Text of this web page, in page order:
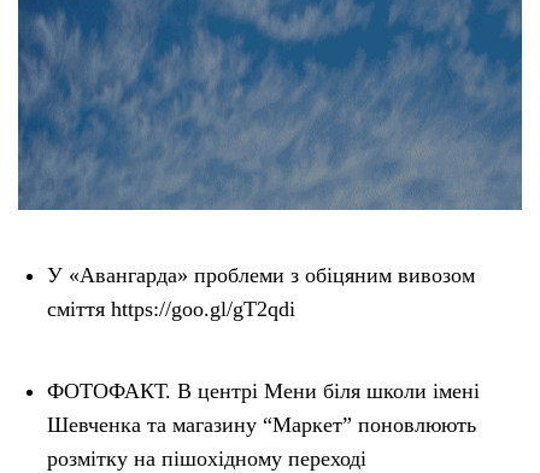
У «Авангарда» проблеми з обіцяним вивозом
сміття https://goo.gl/gT2qdi
ФОТОФАКТ. В центрі Мени біля школи імені
Шевченка та магазину “Маркет” поновлюють
розмітку на пішохідному переході